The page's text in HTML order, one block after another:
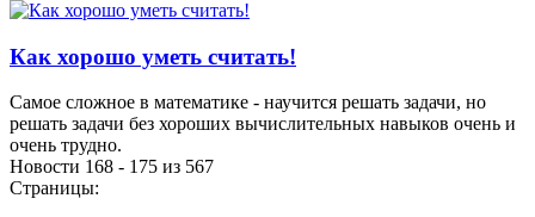
Как хорошо уметь считать!
Самое сложное в математике - научится решать задачи, но
решать задачи без хороших вычислительных навыков очень и
очень трудно.
Новости 168 - 175 из 567
Страницы: